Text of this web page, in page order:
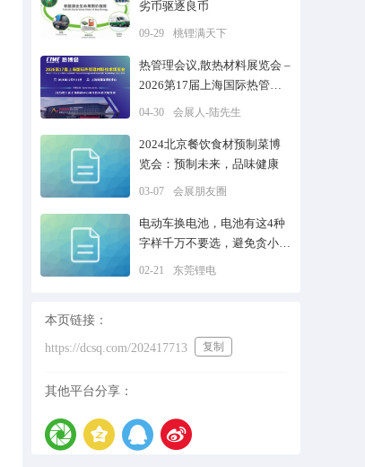
劣币驱逐良币
09-29 桃锂满天下
热管理会议,散热材料展览会 –
2026第17届上海国际热管理
材料技术博览会
04-30 会展人-陆先生
2024北京餐饮食材预制菜博
览会：预制未来，品味健康
03-07 会展朋友圈
电动车换电池，电池有这4种
字样千万不要选，避免贪小便
宜吃大亏
02-21 东莞锂电
本页链接：
https://dcsq.com/202417713 复制
其他平台分享：